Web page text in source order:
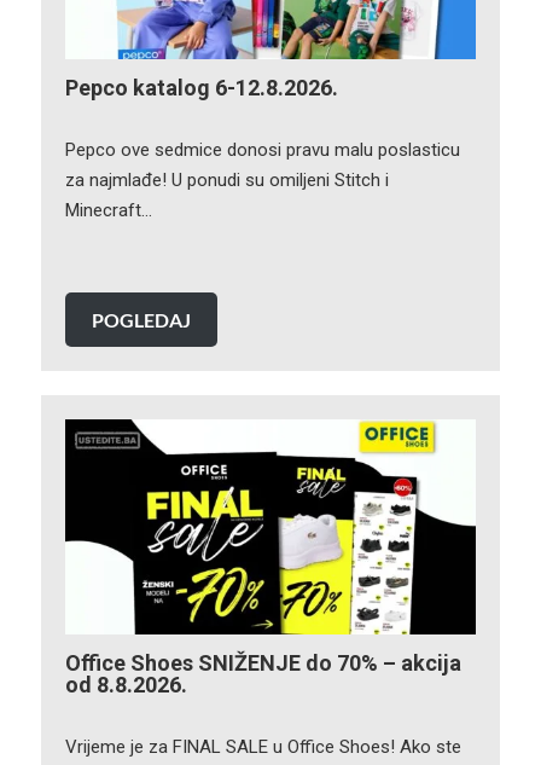
Pepco katalog 6-12.8.2026.
Pepco ove sedmice donosi pravu malu poslasticu
za najmlađe! U ponudi su omiljeni Stitch i
Minecraft…
POGLEDAJ
Office Shoes SNIŽENJE do 70% – akcija
od 8.8.2026.
Vrijeme je za FINAL SALE u Office Shoes! Ako ste